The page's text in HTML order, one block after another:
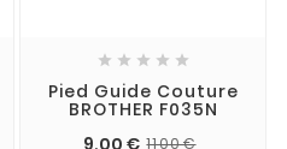
    
Pied Guide Couture
BROTHER F035N
9,00 € 11,00 €